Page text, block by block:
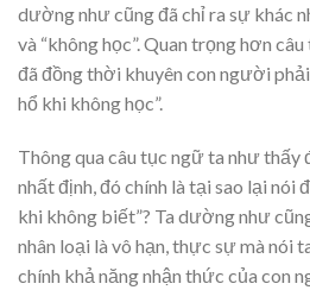
dường như cũng đã chỉ ra sự khác
và “không học”. Quan trọng hơn
đã đồng thời khuyên con người
hổ khi không học”.
Thông qua câu tục ngữ ta như
nhất định, đó chính là tại sao lại nói
khi không biết”? Ta dường như
nhân loại là vô hạn, thực sự mà nói
chính khả năng nhận thức của con